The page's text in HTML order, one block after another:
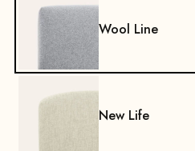
Wool Line
New Life